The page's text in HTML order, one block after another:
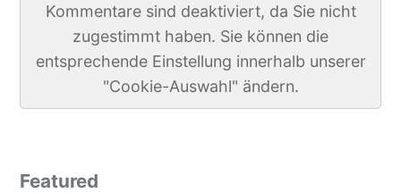
Kommentare sind deaktiviert, da Sie nicht
zugestimmt haben. Sie können die
entsprechende Einstellung innerhalb unserer
"Cookie-Auswahl" ändern.
Featured